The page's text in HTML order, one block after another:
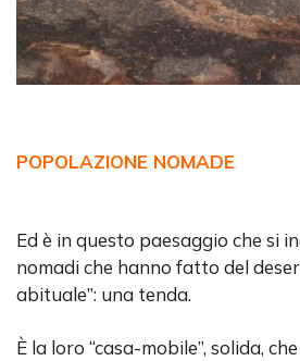
POPOLAZIONE NOMADE
Ed è in questo paesaggio che si
nomadi che hanno fatto del
abituale”: una tenda.
È la loro “casa-mobile”, solida,